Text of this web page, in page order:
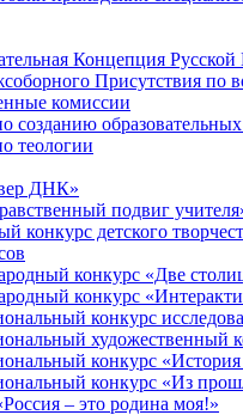
Концепция
Присутствия по
комиссии
созданию
теологии
ДНК»
подвиг
конкурс детского
конкурс «Две
конкурс
конкурс
художественный
конкурс
конкурс «Из
– это родина моя!»